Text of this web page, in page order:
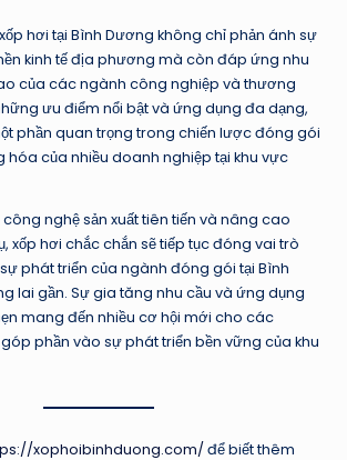
hơi tại Bình Dương không chỉ phản ánh sự
kinh tế địa phương mà còn đáp ứng nhu
của các ngành công nghiệp và thương
ưu điểm nổi bật và ứng dụng đa dạng,
phần quan trọng trong chiến lược đóng gói
hóa của nhiều doanh nghiệp tại khu vực
nghệ sản xuất tiên tiến và nâng cao
xốp hơi chắc chắn sẽ tiếp tục đóng vai trò
phát triển của ngành đóng gói tại Bình
lai gần. Sự gia tăng nhu cầu và ứng dụng
mang đến nhiều cơ hội mới cho các
phần vào sự phát triển bền vững của khu
xophoibinhduong.com/ để biết thêm